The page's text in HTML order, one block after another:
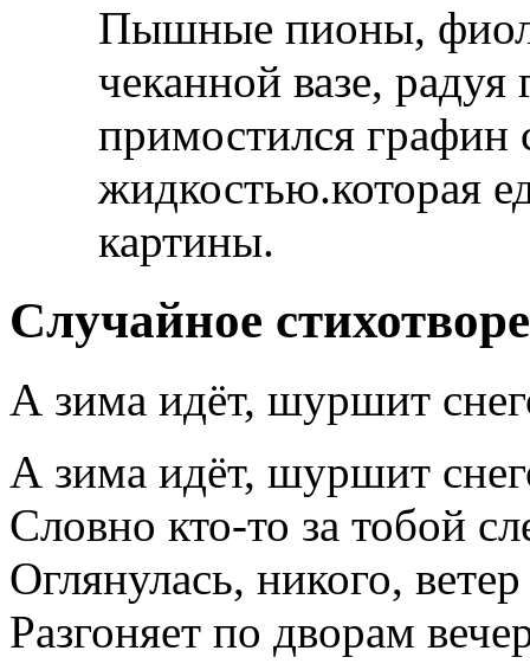
Пышные пионы,
чеканной вазе,
примостился графин
жидкостью.которая
картины.
Случайное
А зима идёт, шуршит
А зима идёт, шуршит
Словно кто-то за тобой
Оглянулась, никого, ветер
Разгоняет по дворам